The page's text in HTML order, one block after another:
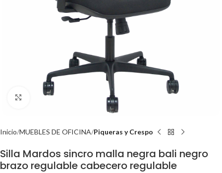
Click to enlarge
Inicio MUEBLES DE OFICINA Piqueras y Crespo
Silla Mardos sincro malla negra bali negro
brazo regulable cabecero regulable